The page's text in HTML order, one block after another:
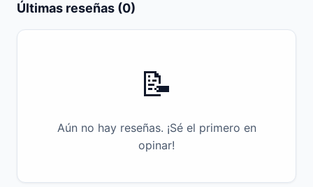
Últimas reseñas (0)
📝
Aún no hay reseñas. ¡Sé el primero en
opinar!